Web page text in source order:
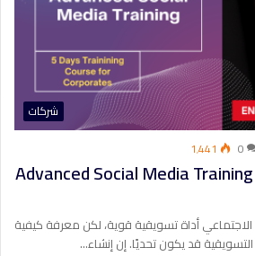
شركات
0 1٬441
Advanced Social Media
أداة تسويقية قوية، لكن معرفة كيفية
قد يكون تحديًا. إن إنشاء…